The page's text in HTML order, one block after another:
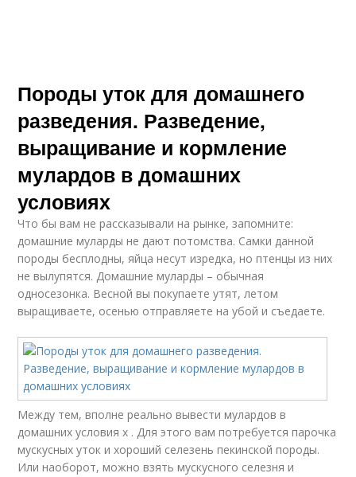
Породы уток для домашнего
разведения. Разведение,
выращивание и кормление
мулардов в домашних
условиях
Что бы вам не рассказывали на рынке, запомните:
домашние муларды не дают потомства. Самки данной
породы бесплодны, яйца несут изредка, но птенцы из них
не вылупятся. Домашние муларды – обычная
односезонка. Весной вы покупаете утят, летом
выращиваете, осенью отправляете на убой и съедаете.
Между тем, вполне реально вывести мулардов в
домашних условия х . Для этого вам потребуется парочка
мускусных уток и хороший селезень пекинской породы.
Или наоборот, можно взять мускусного селезня и